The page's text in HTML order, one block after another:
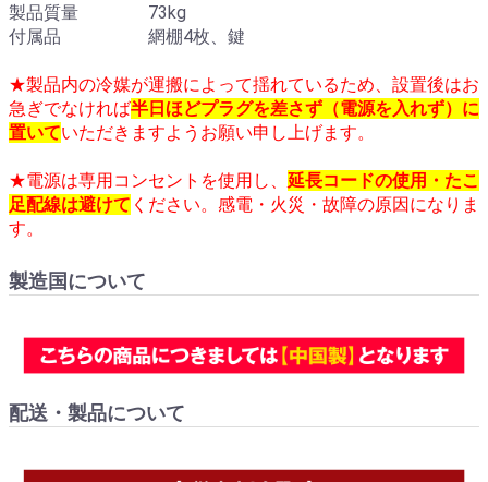
製品質量 73kg
付属品 網棚4枚、鍵
★製品内の冷媒が運搬によって揺れているため、設置後はお
急ぎでなければ半日ほどプラグを差さず（電源を入れず）に
置いていただきますようお願い申し上げます。
★電源は専用コンセントを使用し、 延長コードの使用・たこ
足配線は避けて ください。感電・火災・故障の原因になりま
す。
製造国について
配送・製品について